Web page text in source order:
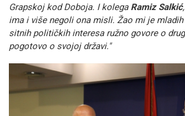
Grapskoj kod Doboja. I kolega Ramiz Salkić
ima i više negoli ona misli. Žao mi je
sitnih političkih interesa ružno govore o
pogotovo o svojoj državi."